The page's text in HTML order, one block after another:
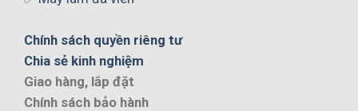
Chính sách quyền riêng tư
Chia sẻ kinh nghiệm
Giao hàng, lắp đặt
Chính sách bảo hành